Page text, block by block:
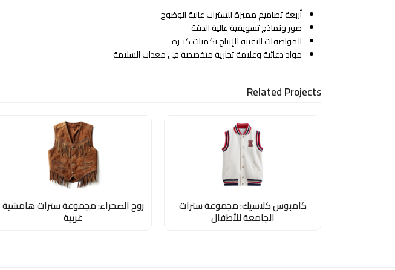
أربعة تصاميم مميزة للسترات عالية الوضوح
صور ونماذج تسويقية عالية الدقة
المواصفات التقنية للإنتاج بكميات كبيرة
مواد دعائية وعلامة تجارية متخصصة في معدات السلامة
Related Projects
كامبوس كلاسيك: مجموعة سترات
الجامعة للأطفال
روح الصحراء: مجموعة سترات هامشية
غربية